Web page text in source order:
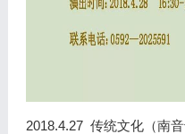
2018.4.27 传统文化（南